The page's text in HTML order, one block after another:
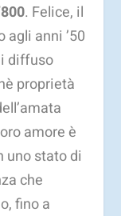
. Felice, il
anni ’50
diffuso
proprietà
amore è
uno stato di
che
fino a